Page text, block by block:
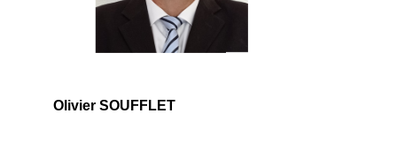
Olivier SOUFFLET